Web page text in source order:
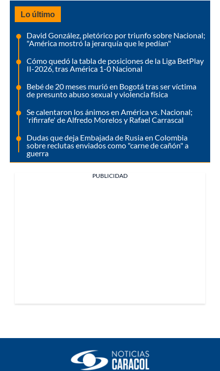
Lo último
David González, pletórico por triunfo sobre Nacional;
"América mostró la jerarquía que le pedían"
Cómo quedó la tabla de posiciones de la Liga BetPlay
II-2026, tras América 1-0 Nacional
Bebé de 20 meses murió en Bogotá tras ser víctima
de presunto abuso sexual y violencia física
Se calentaron los ánimos en América vs. Nacional;
'rifirrafe' de Alfredo Morelos y Rafael Carrascal
Dudas que deja Embajada de Rusia en Colombia
sobre reclutas enviados como "carne de cañón" a
guerra
PUBLICIDAD